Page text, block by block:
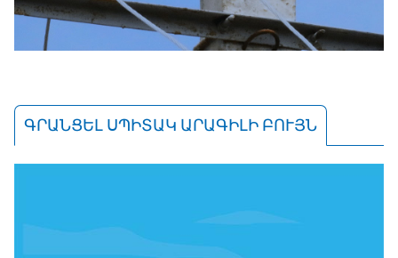
ԳՐԱՆՑԵԼ ՍՊԻՏԱԿ ԱՐԱԳԻԼԻ ԲՈՒՅՆ